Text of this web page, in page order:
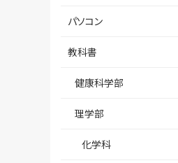
パソコン
教科書
健康科学部
理学部
化学科